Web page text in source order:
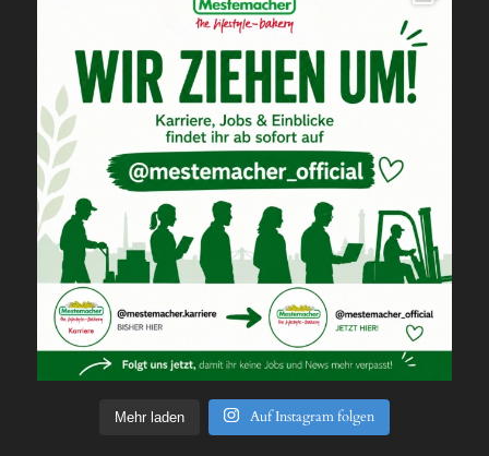
Mehr laden Auf Instagram folgen